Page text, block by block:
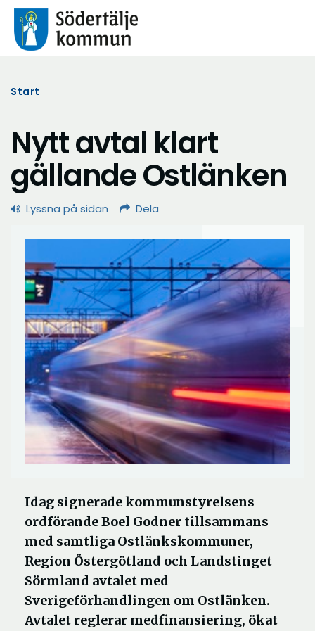
Start
Nytt avtal klart
gällande Ostlänken
Lyssna på sidan Dela
Idag signerade kommunstyrelsens
ordförande Boel Godner tillsammans
med samtliga Ostlänkskommuner,
Region Östergötland och Landstinget
Sörmland avtalet med
Sverigeförhandlingen om Ostlänken.
Avtalet reglerar medfinansiering, ökat